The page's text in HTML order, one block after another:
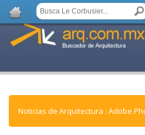
Noticias de Arquitectura : Adobe